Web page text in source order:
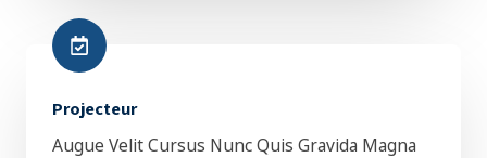
Projecteur
Augue Velit Cursus Nunc Quis Gravida Magna